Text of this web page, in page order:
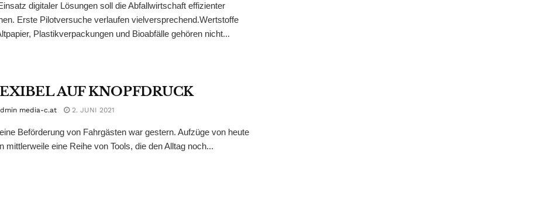
digitaler Lösungen soll die Abfallwirtschaft effizienter
Erste Pilotversuche verlaufen vielversprechend.Wertstoffe
Plastikverpackungen und Bioabfälle gehören nicht...
AUF KNOPFDRUCK
media-c.at 2. JUNI 2021
Beförderung von Fahrgästen war gestern. Aufzüge von heute
mittlerweile eine Reihe von Tools, die den Alltag noch...